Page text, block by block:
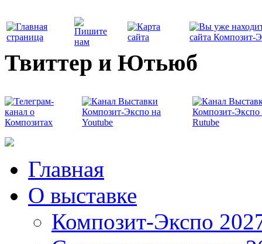
Твиттер и Ютьюб
Главная
О выставке
Композит-Экспо